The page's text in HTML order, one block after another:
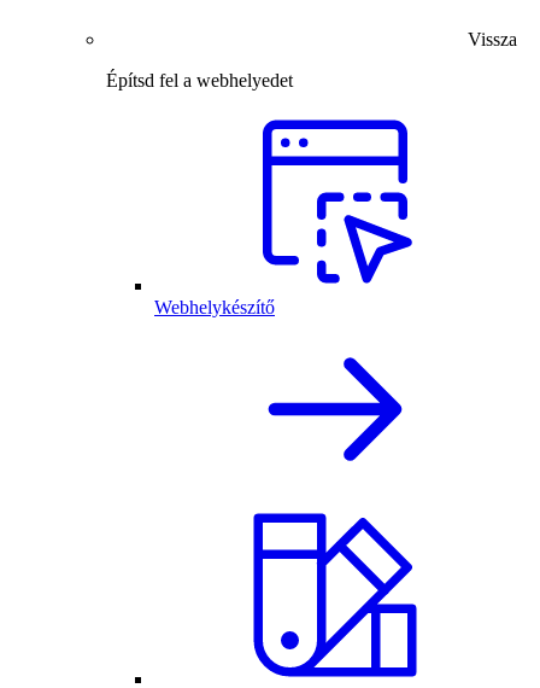
Vissza
Építsd fel a webhelyedet
Webhelykészítő